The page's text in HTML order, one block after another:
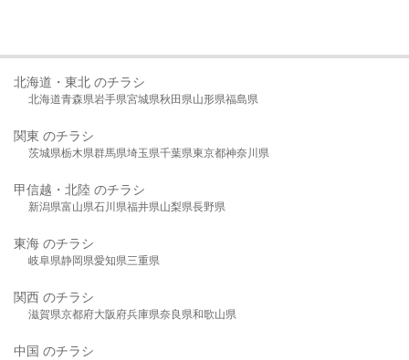
北海道・東北 のチラシ
北海道青森県岩手県宮城県秋田県山形県福島県
関東 のチラシ
茨城県栃木県群馬県埼玉県千葉県東京都神奈川県
甲信越・北陸 のチラシ
新潟県富山県石川県福井県山梨県長野県
東海 のチラシ
岐阜県静岡県愛知県三重県
関西 のチラシ
滋賀県京都府大阪府兵庫県奈良県和歌山県
中国 のチラシ